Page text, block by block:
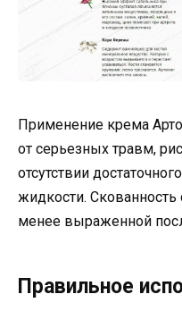
Применение крема
от серьезных травм,
отсутствии
жидкости. Скованность
менее выраженной
Правильное